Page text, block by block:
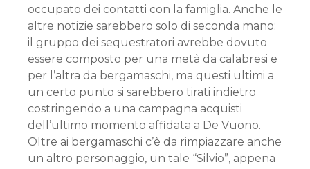
occupato dei contatti con la famiglia. Anche le
altre notizie sarebbero solo di seconda mano:
il gruppo dei sequestratori avrebbe dovuto
essere composto per una metà da calabresi e
per l’altra da bergamaschi, ma questi ultimi a
un certo punto si sarebbero tirati indietro
costringendo a una campagna acquisti
dell’ultimo momento affidata a De Vuono.
Oltre ai bergamaschi c’è da rimpiazzare anche
un altro personaggio, un tale “Silvio”, appena